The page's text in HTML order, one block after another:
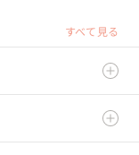
すべて見る